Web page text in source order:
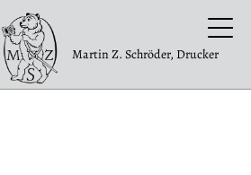
Martin Z. Schröder, Drucker